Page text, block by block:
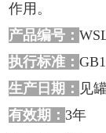
作用。
产品编号：
执行标准：
生产日期： 见
有效期：3年